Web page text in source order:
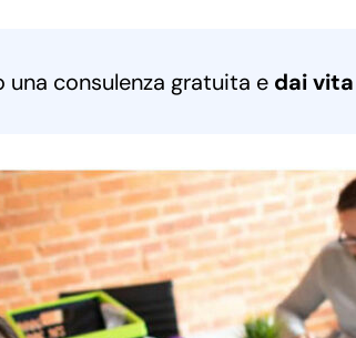
consulenza gratuita e dai